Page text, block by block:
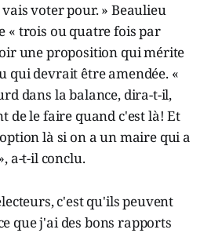
voter pour. » Beaulieu
« trois ou quatre fois par
une proposition qui mérite
qui devrait être amendée. «
dans la balance, dira-t-il,
de le faire quand c'est là! Et
là si on a un maire qui a
a-t-il conclu.
c'est qu'ils peuvent
que j'ai des bons rapports